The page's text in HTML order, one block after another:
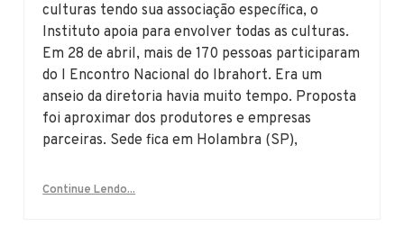
culturas tendo sua associação específica, o
Instituto apoia para envolver todas as culturas.
Em 28 de abril, mais de 170 pessoas participaram
do I Encontro Nacional do Ibrahort. Era um
anseio da diretoria havia muito tempo. Proposta
foi aproximar dos produtores e empresas
parceiras. Sede fica em Holambra (SP),
Continue Lendo...